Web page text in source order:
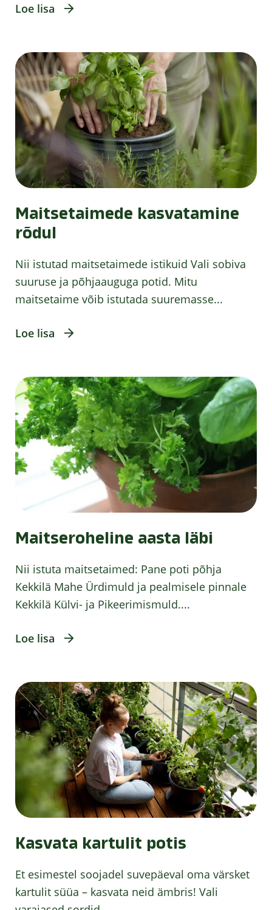
Loe lisa
Maitsetaimede kasvatamine
rõdul
Nii istutad maitsetaimede istikuid Vali sobiva
suuruse ja põhjaauguga potid. Mitu
maitsetaime võib istutada suuremasse...
Loe lisa
Maitseroheline aasta läbi
Nii istuta maitsetaimed: Pane poti põhja
Kekkilä Mahe Ürdimuld ja pealmisele pinnale
Kekkilä Külvi- ja Pikeerimismuld....
Loe lisa
Kasvata kartulit potis
Et esimestel soojadel suvepäeval oma värsket
kartulit süüa – kasvata neid ämbris! Vali